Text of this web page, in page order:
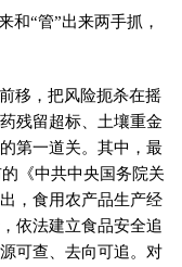
和“管”出来两手抓，
移，把风险扼杀在摇
残留超标、土壤重金
第一道关。其中，最
《中共中央国务院关
，食用农产品生产经
依法建立食品安全追
可查、去向可追。对